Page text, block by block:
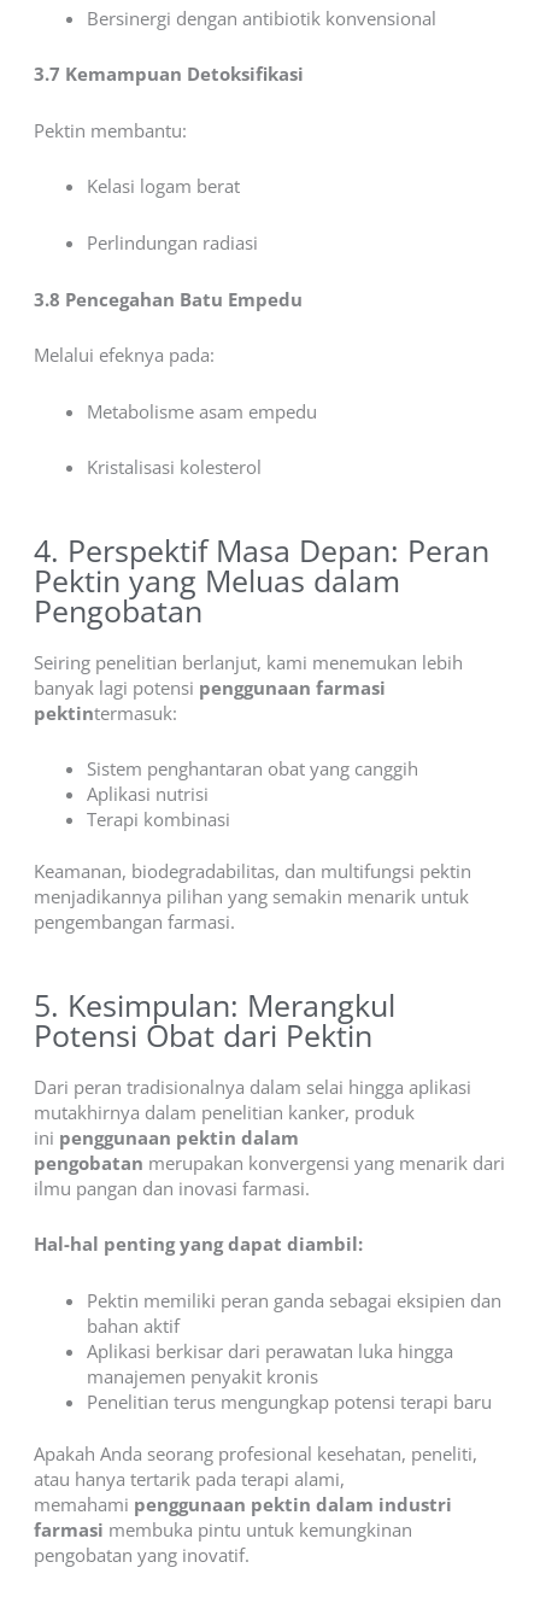
Bersinergi dengan antibiotik konvensional
3.7 Kemampuan Detoksifikasi
Pektin membantu:
Kelasi logam berat
Perlindungan radiasi
3.8 Pencegahan Batu Empedu
Melalui efeknya pada:
Metabolisme asam empedu
Kristalisasi kolesterol
4. Perspektif Masa Depan: Peran
Pektin yang Meluas dalam
Pengobatan
Seiring penelitian berlanjut, kami menemukan lebih
banyak lagi potensi penggunaan farmasi
pektintermasuk:
Sistem penghantaran obat yang canggih
Aplikasi nutrisi
Terapi kombinasi
Keamanan, biodegradabilitas, dan multifungsi pektin
menjadikannya pilihan yang semakin menarik untuk
pengembangan farmasi.
5. Kesimpulan: Merangkul
Potensi Obat dari Pektin
Dari peran tradisionalnya dalam selai hingga aplikasi
mutakhirnya dalam penelitian kanker, produk
ini penggunaan pektin dalam
pengobatan merupakan konvergensi yang menarik dari
ilmu pangan dan inovasi farmasi.
Hal-hal penting yang dapat diambil:
Pektin memiliki peran ganda sebagai eksipien dan
bahan aktif
Aplikasi berkisar dari perawatan luka hingga
manajemen penyakit kronis
Penelitian terus mengungkap potensi terapi baru
Apakah Anda seorang profesional kesehatan, peneliti,
atau hanya tertarik pada terapi alami,
memahami penggunaan pektin dalam industri
farmasi membuka pintu untuk kemungkinan
pengobatan yang inovatif.